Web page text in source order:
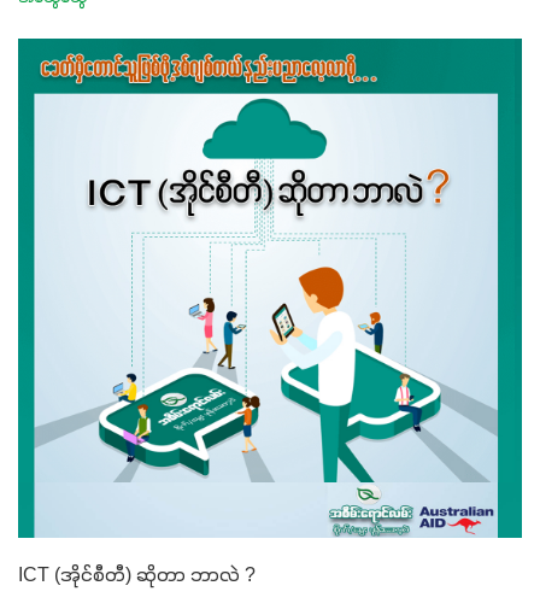
ICT (အိုင်စီတီ) ဆိုတာ ဘာလဲ ?